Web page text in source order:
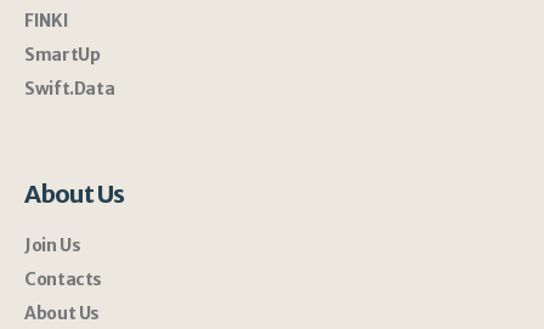
FINKI
SmartUp
Swift.Data
About Us
Join Us
Contacts
About Us